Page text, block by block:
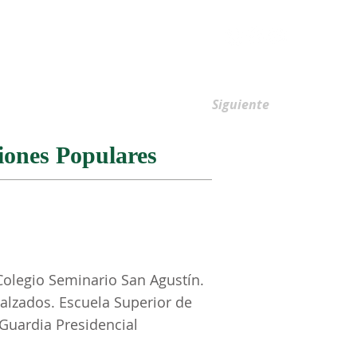
Siguiente
Populares
Seminario San Agustín.
Escuela Superior de
Presidencial